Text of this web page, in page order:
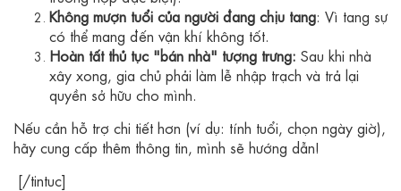
Không mượn tuổi của người đang chịu tang: Vì tang sự
có thể mang đến vận khí không tốt.
Hoàn tất thủ tục "bán nhà" tượng trưng: Sau khi nhà
xây xong, gia chủ phải làm lễ nhập trạch và trả lại
quyền sở hữu cho mình.
Nếu cần hỗ trợ chi tiết hơn (ví dụ: tính tuổi, chọn ngày giờ),
hãy cung cấp thêm thông tin, mình sẽ hướng dẫn!
[/tintuc]